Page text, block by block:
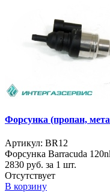
Форсунка (пропан,
Артикул: BR12
Форсунка Barracuda
2830 руб. за 1 шт.
Отсутствует
В корзину